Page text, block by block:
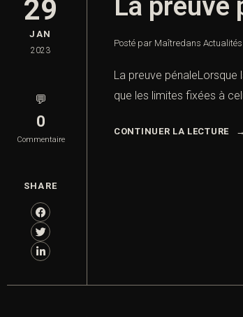
29
JAN
2023
💬
0
Commentaire
SHARE
La preuve
Posté par Maîtredans
La preuve
que les limites fixées à
CONTINUER LA LECTURE